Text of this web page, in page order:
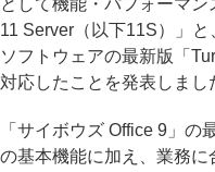
として機能・パフォーマ
11 Server（以下11S）」
ソフトウェアの最新版「
対応したことを発表しまし
「サイボウズ Office 9」
の基本機能に加え、業務